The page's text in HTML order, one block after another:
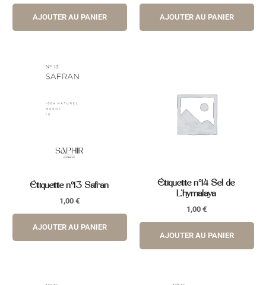
AJOUTER AU PANIER AJOUTER AU PANIER
Étiquette n°13 Safran
1,00 €
AJOUTER AU PANIER
Étiquette n°14 Sel de
L’hymalaya
1,00 €
AJOUTER AU PANIER